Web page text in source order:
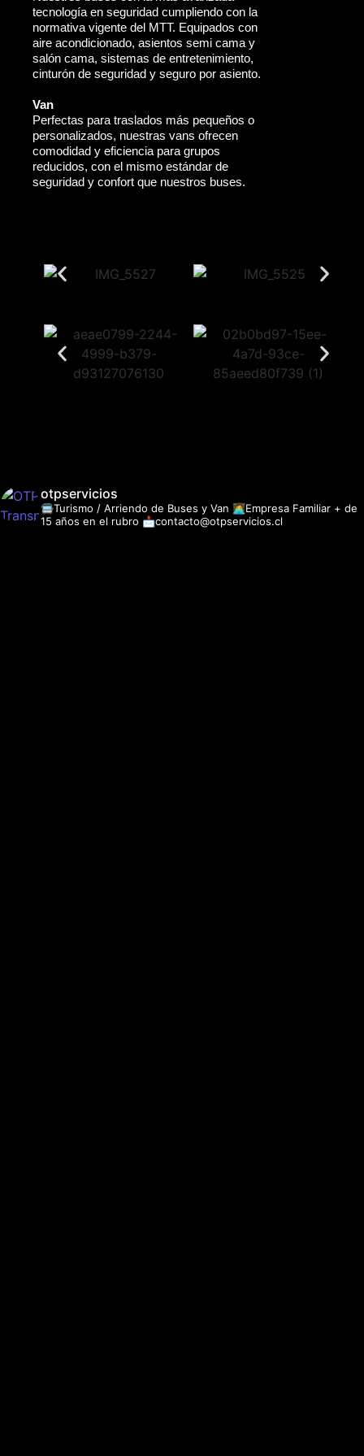
tecnología en seguridad cumpliendo con la
normativa vigente del MTT. Equipados con
aire acondicionado, asientos semi cama y
salón cama, sistemas de entretenimiento,
cinturón de seguridad y seguro por asiento.
Van
Perfectas para traslados más pequeños o
personalizados, nuestras vans ofrecen
comodidad y eficiencia para grupos
reducidos, con el mismo estándar de
seguridad y confort que nuestros buses.
otpservicios
🚍Turismo / Arriendo de Buses y Van 👩‍💻Empresa Familiar + de
15 años en el rubro 📩contacto@otpservicios.cl